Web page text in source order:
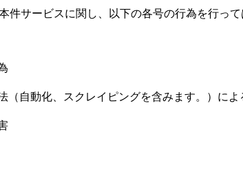
サービスに関し、以下の各号の行為を行って
自動化、スクレイピングを含みます。）によ